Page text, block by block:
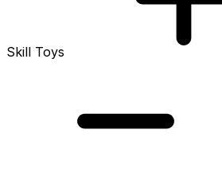
Skill Toys